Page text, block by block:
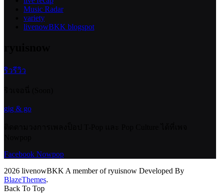
Music Radar
variety
livenowBKK blogspot
ริวรีวิว
gig & go
Facebook Nowpop
2026 livenowBKK A member of ryuisnow Developed By
BlazeThemes.
Back To Top